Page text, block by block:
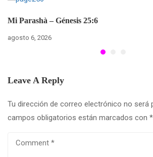
Mi Parashà – Génesis 25:6
agosto 6, 2026
Leave A Reply
Tu dirección de correo electrónico no será
campos obligatorios están marcados con *